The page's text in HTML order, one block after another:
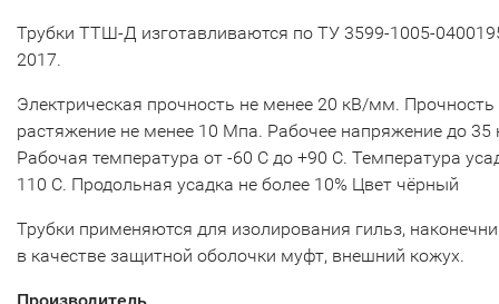
Трубки ТТШ-Д изготавливаются по ТУ 3599-1005-
2017.
Электрическая прочность не менее 20 кВ/мм. Прочность
растяжение не менее 10 Мпа. Рабочее напряжение до 35
Рабочая температура от -60 С до +90 С. Температура
110 С. Продольная усадка не более 10% Цвет чёрный
Трубки применяются для изолирования гильз,
в качестве защитной оболочки муфт, внешний кожух.
Производитель